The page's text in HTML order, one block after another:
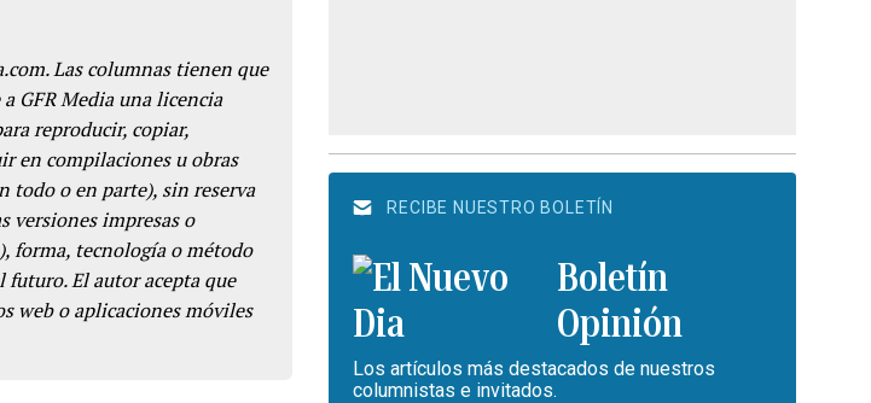
Las columnas tienen que
GFR Media una licencia
reproducir, copiar,
en compilaciones u obras
todo o en parte), sin reserva
impresas o
forma, tecnología o método
futuro. El autor acepta que
web o aplicaciones móviles
RECIBE NUESTRO BOLETÍN
Boletín
Opinión
Los artículos más destacados de nuestros
columnistas e invitados.